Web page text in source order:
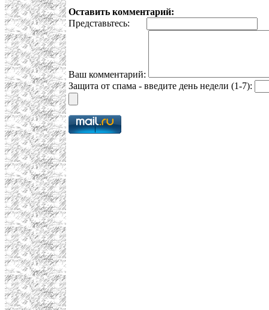
Оставить комментарий:
Представьтесь:
Ваш комментарий:
Защита от спама - введите день недели (1-7):